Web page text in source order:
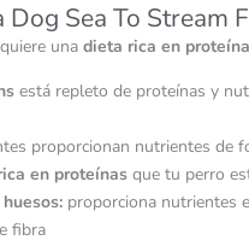
Sea To Stream
una dieta rica en
está repleto de proteínas y
proporcionan nutrientes
en proteínas que tu perro
proporciona nutrientes
fibra